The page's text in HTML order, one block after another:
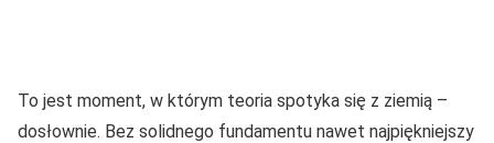
To jest moment, w którym teoria spotyka się z ziemią –
dosłownie. Bez solidnego fundamentu nawet najpiękniejszy